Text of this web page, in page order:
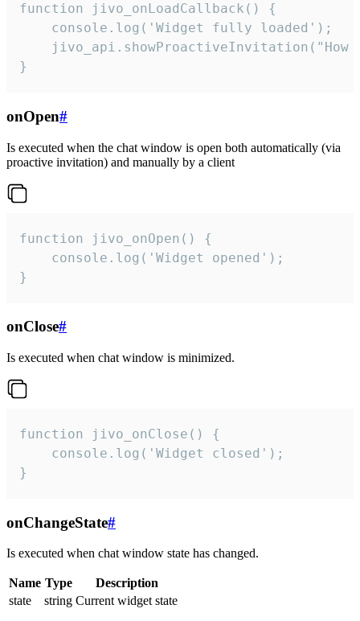
function jivo_onLoadCallback() {
    console.log('Widget fully loaded');
jivo_api.showProactiveInvitation("How
}
onOpen#
Is executed when the chat window is open both automatically (via
proactive invitation) and manually by a client
function jivo_onOpen() {
    console.log('Widget opened');
}
onClose#
Is executed when chat window is minimized.
function jivo_onClose() {
    console.log('Widget closed');
}
onChangeState#
Is executed when chat window state has changed.
Name Type
Description
state
string Current widget state